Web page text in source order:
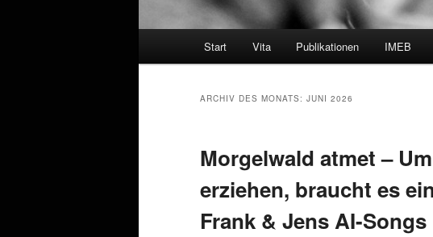
Start Vita Publikationen IMEB
ARCHIV DES MONATS: JUNI 2026
Morgelwald atmet –
erziehen, braucht es
Frank & Jens AI-Songs